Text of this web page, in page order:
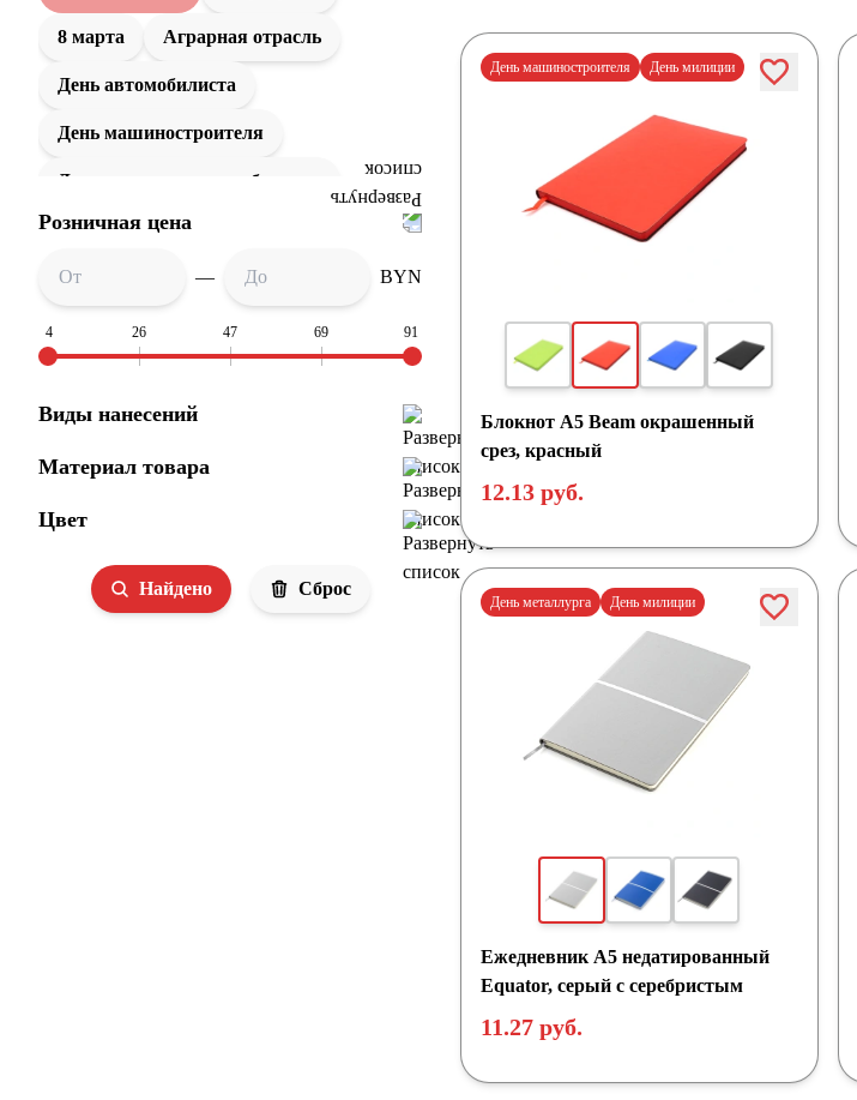
8 марта Аграрная отрасль
День автомобилиста
День машиностроителя
День медицинского работника
День металлурга
День работников нефтегазовой
День работников физической культуры
День строителя
Розничная цена
— BYN
4 26 47 69 91
Виды нанесений
Материал товара
Цвет
Найдено Сброс
День машиностроителя День милиции
Блокнот A5 Beam окрашенный
срез, красный
12.13 руб.
День металлурга День милиции
Ежедневник A5 недатированный
Equator, серый с серебристым
11.27 руб.